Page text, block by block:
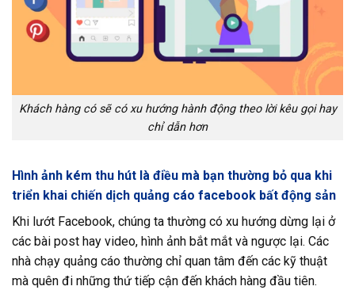
Khách hàng có sẽ có xu hướng hành động theo lời kêu gọi hay
chỉ dẫn hơn
Hình ảnh kém thu hút là điều mà bạn thường bỏ qua khi
triển khai chiến dịch quảng cáo facebook bất động sản
Khi lướt Facebook, chúng ta thường có xu hướng dừng lại ở
các bài post hay video, hình ảnh bắt mắt và ngược lại. Các
nhà chạy quảng cáo thường chỉ quan tâm đến các kỹ thuật
mà quên đi những thứ tiếp cận đến khách hàng đầu tiên.